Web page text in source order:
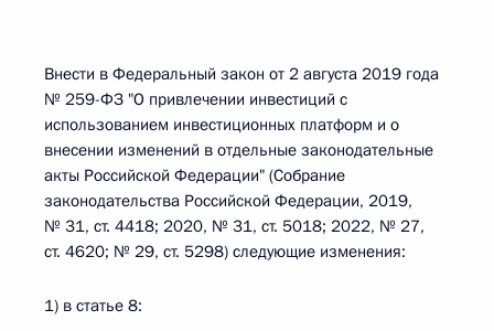
Внести в Федеральный закон от 2 августа 2019 года
№ 259-ФЗ "О привлечении инвестиций с
использованием инвестиционных платформ и о
внесении изменений в отдельные законодательные
акты Российской Федерации" (Собрание
законодательства Российской Федерации, 2019,
№ 31, ст. 4418; 2020, № 31, ст. 5018; 2022, № 27,
ст. 4620; № 29, ст. 5298) следующие изменения:
1) в статье 8: